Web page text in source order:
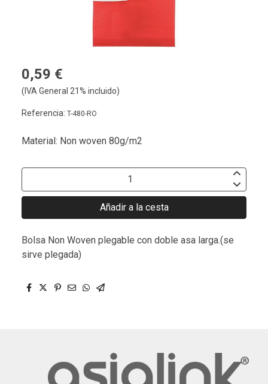
0,59 €
(IVA General 21% incluido)
Referencia: T-480-RO
Material: Non woven 80g/m2
Añadir a la cesta
Bolsa Non Woven plegable con doble asa larga.(se
sirve plegada)